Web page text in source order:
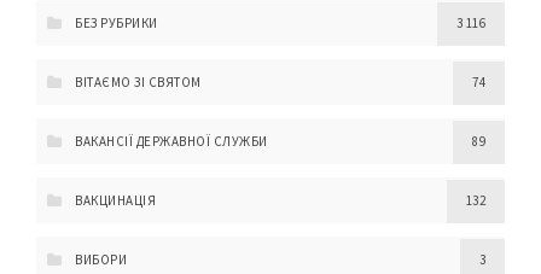
БЕЗ РУБРИКИ 3 116
ВІТАЄМО ЗІ СВЯТОМ 74
ВАКАНСІЇ ДЕРЖАВНОЇ СЛУЖБИ 89
ВАКЦИНАЦІЯ 132
ВИБОРИ 3